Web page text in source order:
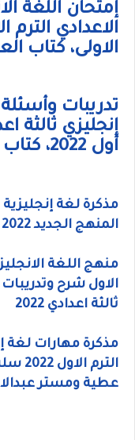
إمتحان اللغة
الاولى، كتاب
تدريبات
إنجليزي ثالثة
أول 2022، كتاب العمالقة
مذكرة لغة إنجليزية
المنهج الجديد 2022 لمستر محمد فوزى
منهج اللغة
ثالثة اعدادي 2022
مذكرة مهارات لغة
الترم الاول 2022 سلسله كتاب focus
عطية ومستر